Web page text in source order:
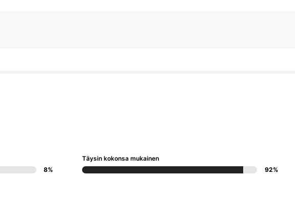
8%
Täysin kokonsa mukainen
92%